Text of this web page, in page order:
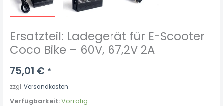
Ersatzteil: Ladegerät für E-Scooter
Coco Bike – 60V, 67,2V 2A
75,01 € *
zzgl.Versandkosten
Verfügbarkeit:Vorrätig